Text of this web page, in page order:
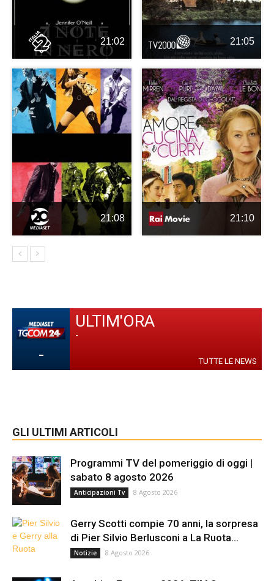
21:02 21:05
21:08 21:10
-
ULTIM'ORA
-
TUTTE LE NEWS
GLI ULTIMI ARTICOLI
Programmi TV del pomeriggio di oggi |
sabato 8 agosto 2026
Anticipazioni Tv 8 Agosto 2026
Gerry Scotti compie 70 anni, la sorpresa
di Pier Silvio Berlusconi a La Ruota...
Notizie 8 Agosto 2026